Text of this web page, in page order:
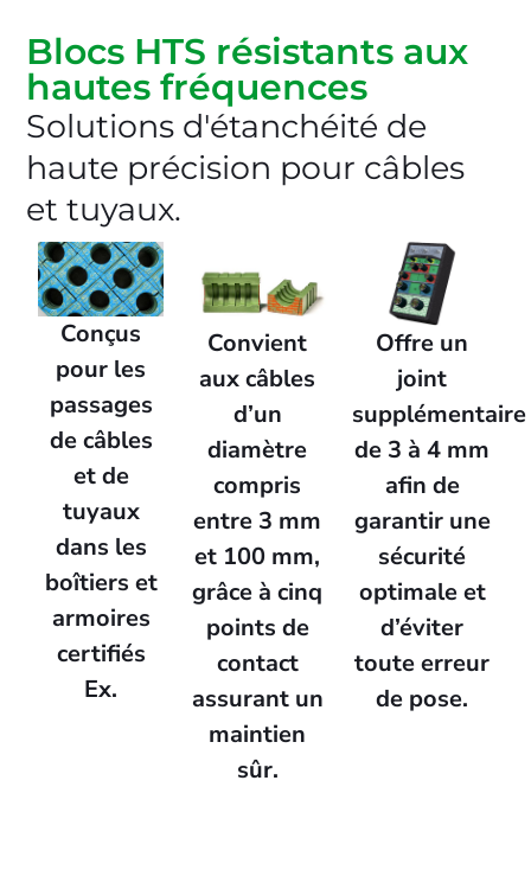
Blocs HTS résistants aux
hautes fréquences
Solutions d'étanchéité de
haute précision pour câbles
et tuyaux.
Conçus
pour les
passages
de câbles
et de
tuyaux
dans les
boîtiers et
armoires
certifiés
Ex.
Convient
aux câbles
d’un
diamètre
compris
entre 3 mm
et 100 mm,
grâce à cinq
points de
contact
assurant un
maintien
sûr.
Offre un
joint
supplémentaire
de 3 à 4 mm
afin de
garantir une
sécurité
optimale et
d’éviter
toute erreur
de pose.